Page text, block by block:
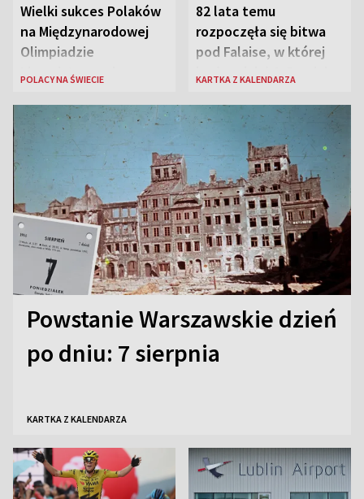
Wielki sukces Polaków
na Międzynarodowej
Olimpiadzie
Lingwistycznej
POLACY NA ŚWIECIE
82 lata temu
rozpoczęła się bitwa
pod Falaise, w której
brała udział 1. Dywizja
KARTKA Z KALENDARZA
Powstanie Warszawskie dzień
po dniu: 7 sierpnia
KARTKA Z KALENDARZA